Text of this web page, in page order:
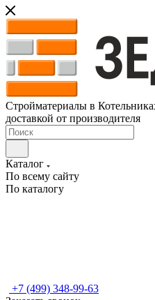
Стройматериалы в
доставкой от производителя
Каталог
По всему сайту
По каталогу
+7 (499) 348-99-63